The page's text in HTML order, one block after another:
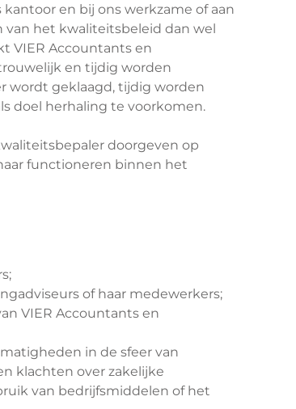
en bij ons werkzame of aan
van het kwaliteitsbeleid dan wel
VIER Accountants en
en tijdig worden
wordt geklaagd, tijdig worden
doel herhaling te voorkomen.
doorgeven op
functioneren binnen het
of haar medewerkers;
VIER Accountants en
in de sfeer van
klachten over zakelijke
van bedrijfsmiddelen of het